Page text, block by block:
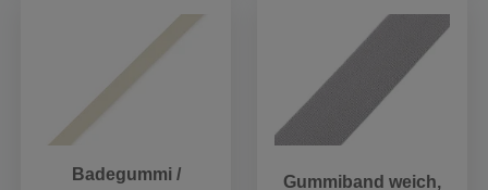
Badegummi /
Gummiband weich,